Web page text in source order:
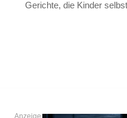
Gerichte, die Kinder